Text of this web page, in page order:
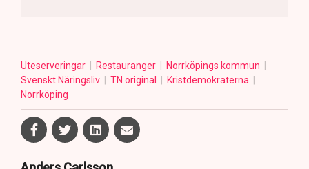
Uteserveringar Restauranger
Norrköpings kommun
Svenskt Näringsliv
TN original
Kristdemokraterna
Norrköping